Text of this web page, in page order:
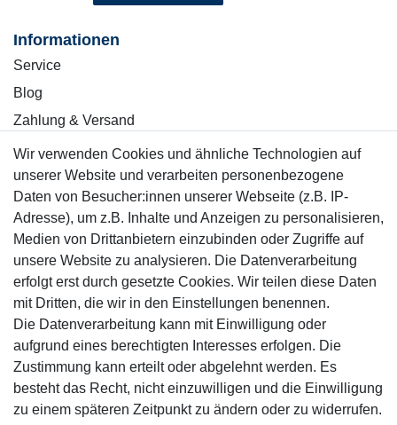
Informationen
Service
Blog
Zahlung & Versand
Sicher einkaufen
Mitglied
Motor-Fit
© Copyright 2026 | Alle Rechte vorbehalten.
Wir verwenden Cookies und ähnliche Technologien auf
unserer Website und verarbeiten personenbezogene
Daten von Besucher:innen unserer Webseite (z.B. IP-
Adresse), um z.B. Inhalte und Anzeigen zu personalisieren,
Medien von Drittanbietern einzubinden oder Zugriffe auf
unsere Website zu analysieren. Die Datenverarbeitung
erfolgt erst durch gesetzte Cookies. Wir teilen diese Daten
mit Dritten, die wir in den Einstellungen benennen.
Die Datenverarbeitung kann mit Einwilligung oder
aufgrund eines berechtigten Interesses erfolgen. Die
Zustimmung kann erteilt oder abgelehnt werden. Es
besteht das Recht, nicht einzuwilligen und die Einwilligung
zu einem späteren Zeitpunkt zu ändern oder zu widerrufen.